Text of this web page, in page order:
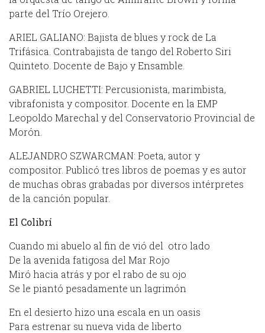
parte del Trío Orejero.
ARIEL GALIANO: Bajista de blues y rock de La
Trifásica. Contrabajista de tango del Roberto Siri
Quinteto. Docente de Bajo y Ensamble.
GABRIEL LUCHETTI: Percusionista, marimbista,
vibrafonista y compositor. Docente en la EMP
Leopoldo Marechal y del Conservatorio Provincial de
Morón.
ALEJANDRO SZWARCMAN: Poeta, autor y
compositor. Publicó tres libros de poemas y es autor
de muchas obras grabadas por diversos intérpretes
de la canción popular.
El Colibrí
Cuando mi abuelo al fin de vió del otro lado
De la avenida fatigosa del Mar Rojo
Miró hacia atrás y por el rabo de su ojo
Se le piantó pesadamente un lagrimón
En el desierto hizo una escala en un oasis
Para estrenar su nueva vida de liberto